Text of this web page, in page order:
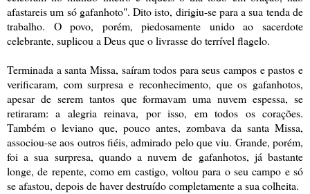
afastareis um só gafanhoto". Dito isto, dirigiu-se para a sua tenda de
trabalho. O povo, porém, piedosamente unido ao sacerdote
celebrante, suplicou a Deus que o livrasse do terrível flagelo.
Terminada a santa Missa, saíram todos para seus campos e pastos e
verificaram, com surpresa e reconhecimento, que os gafanhotos,
apesar de serem tantos que formavam uma nuvem espessa, se
retiraram: a alegria reinava, por isso, em todos os corações.
Também o leviano que, pouco antes, zombava da santa Missa,
associou-se aos outros fiéis, admirado pelo que viu. Grande, porém,
foi a sua surpresa, quando a nuvem de gafanhotos, já bastante
longe, de repente, como em castigo, voltou para o seu campo e só
se afastou, depois de haver destruído completamente a sua colheita.